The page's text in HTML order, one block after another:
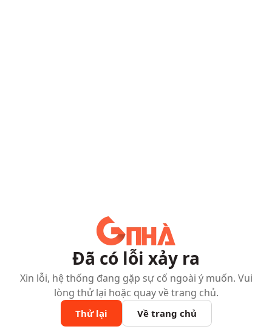
Đã có lỗi xảy ra
Xin lỗi, hệ thống đang gặp sự cố ngoài ý muốn. Vui
lòng thử lại hoặc quay về trang chủ.
Thử lại Về trang chủ